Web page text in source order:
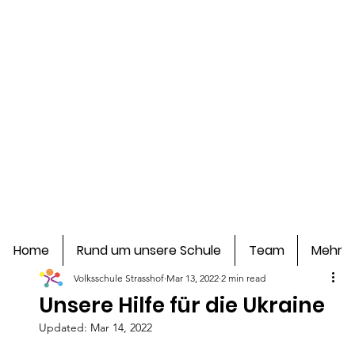
Home Rund um unsere Schule Team Mehr
Unsere Hilfe für die Ukraine
Volksschule Strasshof Mar 13, 2022 2 min read
Updated: Mar 14, 2022